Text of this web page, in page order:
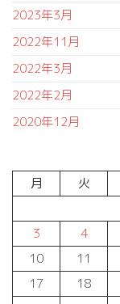
2023年3月
2022年11月
2022年3月
2022年2月
2020年12月
月
火
3
4
10
11
17
18